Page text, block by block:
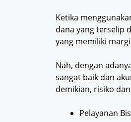
Ketika
dana yang terselip
yang memiliki
Nah, dengan
sangat baik dan
demikian, risiko
Pelayanan